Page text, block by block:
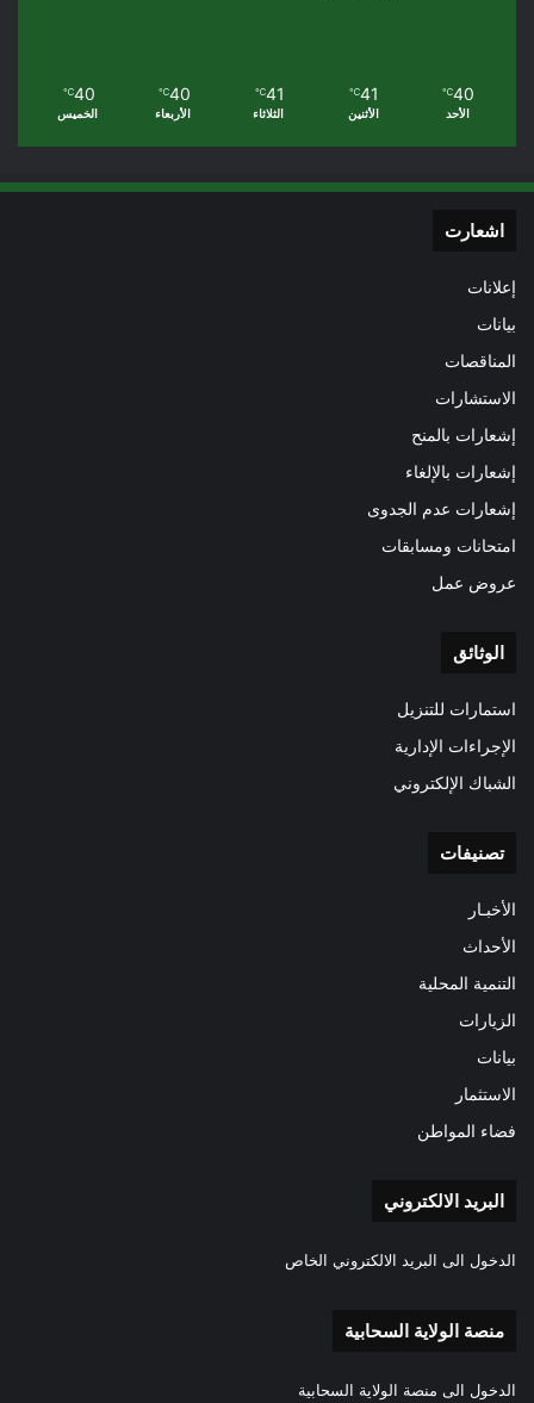
40
℃
الأحد
41
℃
الأثنين
41
℃
الثلاثاء
40
℃
الأربعاء
40
℃
الخميس
اشعارت
إعلانات
بيانات
المناقصات
الاستشارات
إشعارات بالمنح
إشعارات بالإلغاء
إشعارات عدم الجدوى
امتحانات ومسابقات
عروض عمل
الوثائق
استمارات للتنزيل
الإجراءات الإدارية
الشباك الإلكتروني
تصنيفات
الأخبـار
الأحداث
التنمية المحلية
الزيارات
بيانات
الاستثمار
فضاء المواطن
البريد الالكتروني
الدخول الى البريد الالكتروني الخاص
منصة الولاية السحابية
الدخول الى منصة الولاية السحابية